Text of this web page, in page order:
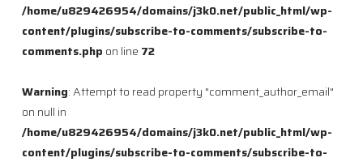
/home/u829426954/domains/j3k0.net/public_html/wp-
content/plugins/subscribe-to-comments/subscribe-to-
comments.php on line 72
Warning: Attempt to read property "comment_author_email"
on null in
/home/u829426954/domains/j3k0.net/public_html/wp-
content/plugins/subscribe-to-comments/subscribe-to-